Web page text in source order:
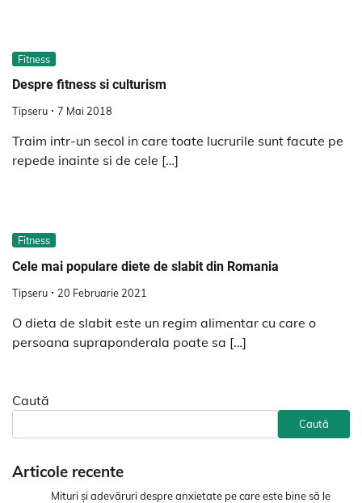
Fitness
Despre fitness si culturism
Tipseru 7 Mai 2018
Traim intr-un secol in care toate lucrurile sunt facute pe
repede inainte si de cele […]
Fitness
Cele mai populare diete de slabit din Romania
Tipseru 20 Februarie 2021
O dieta de slabit este un regim alimentar cu care o
persoana supraponderala poate sa […]
Caută
Caută
Articole recente
Mituri și adevăruri despre anxietate pe care este bine să le